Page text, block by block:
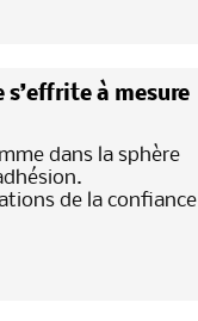
à mesure
dans la sphère
de la confiance